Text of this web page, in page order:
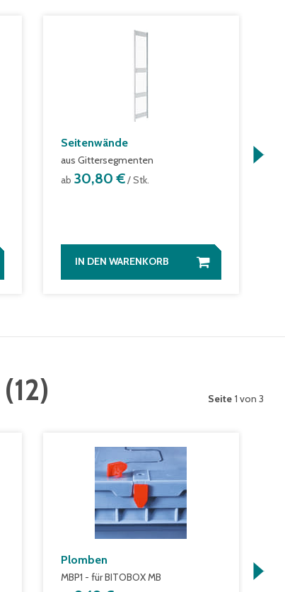
Seitenwände
aus Gittersegmenten
ab 30,80 €/ Stk.
IN DEN WARENKORB
(12) Seite 1 von 3
Plomben
MBP1 - für BITOBOX MB